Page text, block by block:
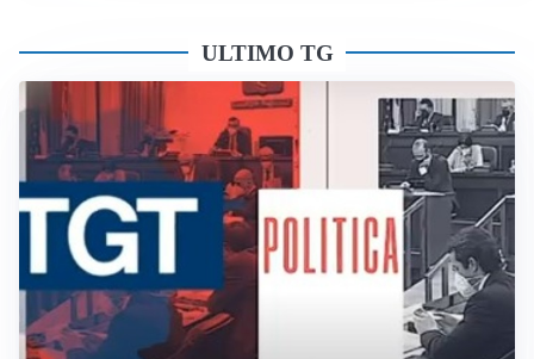
ULTIMO TG